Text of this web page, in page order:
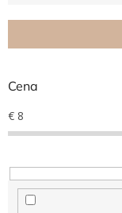
podľa
podľa
príležitosti
Značky
Senzorický
i
p
o
d
k
t
Cena
€ 8